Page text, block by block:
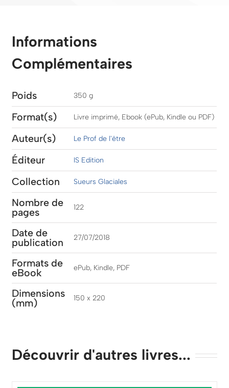
Informations
Complémentaires
Poids 350 g
Format(s) Livre imprimé, Ebook (ePub, Kindle ou PDF)
Auteur(s) Le Prof de l'être
Éditeur IS Edition
Collection Sueurs Glaciales
Nombre de
pages 122
Date de
publication 27/07/2018
Formats de
eBook ePub, Kindle, PDF
Dimensions
(mm) 150 x 220
Découvrir d'autres livres...